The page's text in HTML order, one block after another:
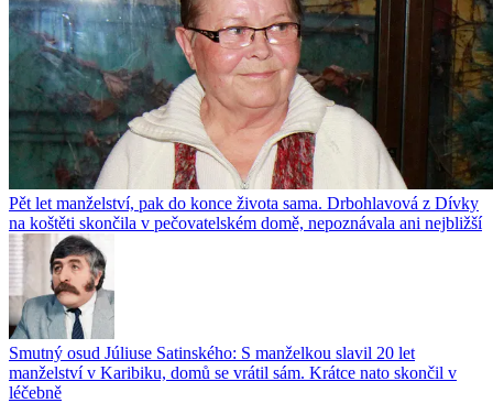
Pět let manželství, pak do konce života sama. Drbohlavová z Dívky
na koštěti skončila v pečovatelském domě, nepoznávala ani nejbližší
Smutný osud Júliuse Satinského: S manželkou slavil 20 let
manželství v Karibiku, domů se vrátil sám. Krátce nato skončil v
léčebně